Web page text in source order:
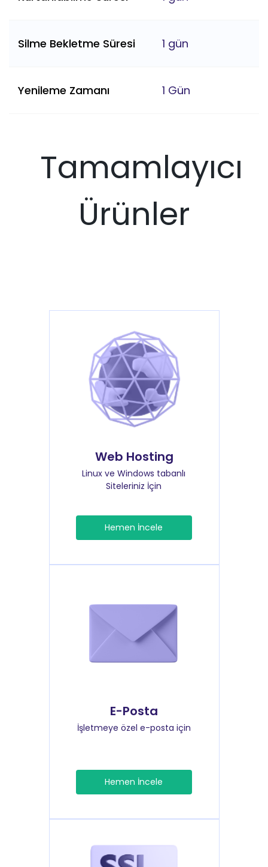
Silme Bekletme Süresi 1 gün
Yenileme Zamanı 1 Gün
Tamamlayıcı
Ürünler
Web Hosting
Linux ve Windows tabanlı
Siteleriniz İçin
Hemen İncele
E-Posta
İşletmeye özel e-posta için
Hemen İncele